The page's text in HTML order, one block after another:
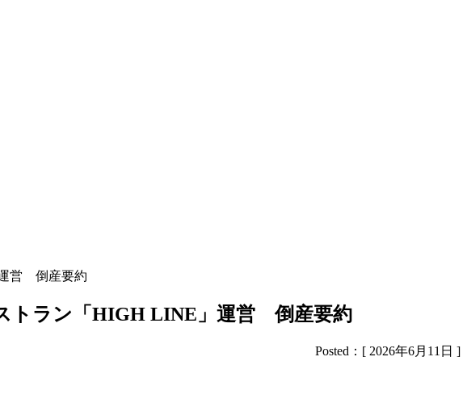
営 倒産要約
トラン「HIGH LINE」運営 倒産要約
Posted：[ 2026年6月11日 ]